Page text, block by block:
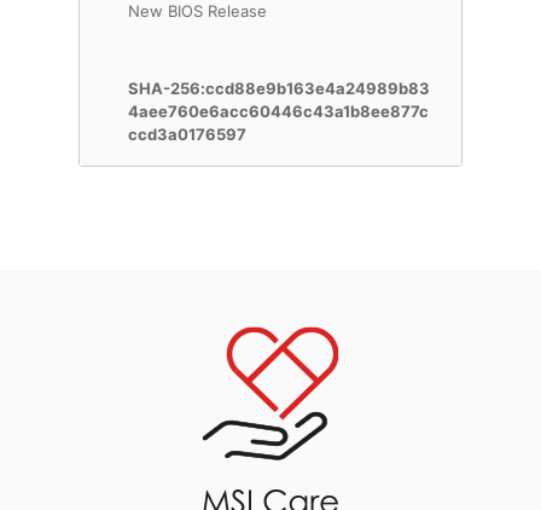
New BIOS Release
SHA-256:ccd88e9b163e4a24989b83
4aee760e6acc60446c43a1b8ee877c
ccd3a0176597